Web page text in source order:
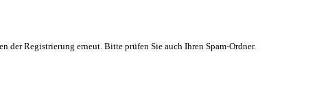
Registrierung erneut. Bitte prüfen Sie auch Ihren Spam-Ordner.